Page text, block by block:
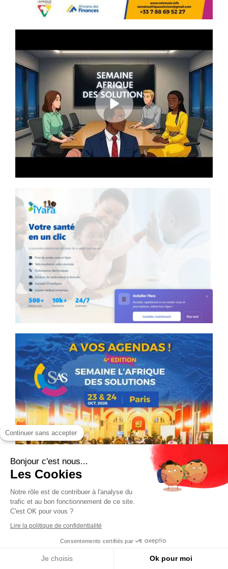
Continuer sans accepter
Bonjour c'est nous...
Les Cookies
Notre rôle est de contribuer à l'analyse du
trafic et au bon fonctionnement de ce site.
C'est OK pour vous ?
Lire la politique de confidentialité
Consentements certifiés par
Je choisis Ok pour moi